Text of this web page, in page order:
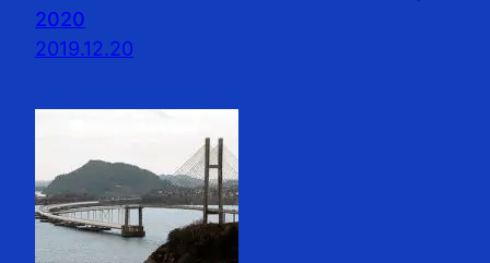
2020
2019.12.20